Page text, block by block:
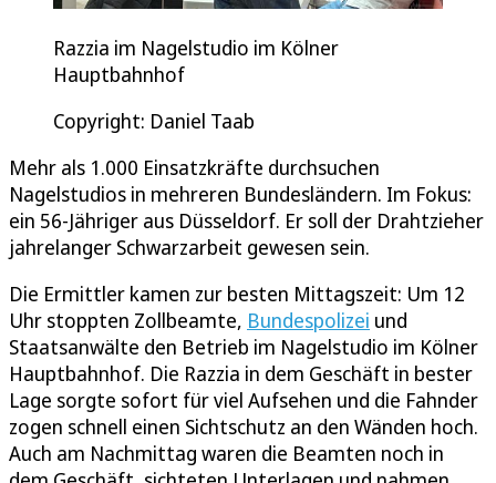
Razzia im Nagelstudio im Kölner
Hauptbahnhof
Copyright: Daniel Taab
Mehr als 1.000 Einsatzkräfte durchsuchen
Nagelstudios in mehreren Bundesländern. Im Fokus:
ein 56-Jähriger aus Düsseldorf. Er soll der Drahtzieher
jahrelanger Schwarzarbeit gewesen sein.
Die Ermittler kamen zur besten Mittagszeit: Um 12
Uhr stoppten Zollbeamte, Bundespolizei und
Staatsanwälte den Betrieb im Nagelstudio im Kölner
Hauptbahnhof. Die Razzia in dem Geschäft in bester
Lage sorgte sofort für viel Aufsehen und die Fahnder
zogen schnell einen Sichtschutz an den Wänden hoch.
Auch am Nachmittag waren die Beamten noch in